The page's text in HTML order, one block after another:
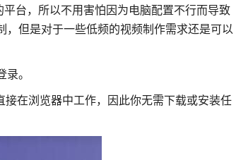
台，所以不用害怕因为电脑配置不行而导致
但是对于一些低频的视频制作需求还是可以
。
在浏览器中工作，因此你无需下载或安装任